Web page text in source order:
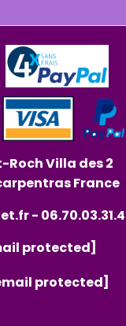
Roch Villa des 2
France
-
protected]
protected]